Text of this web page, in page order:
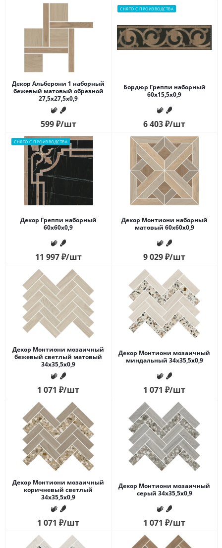
Декор Альберони 1 наборный
бежевый матовый обрезной
27,5x27,5x0,9
599₽/шт
СНЯТО С ПРОИЗВОДСТВА
Бордюр Греппи наборный
60x15,5x0,9
6 403₽/шт
СНЯТО С ПРОИЗВОДСТВА
Декор Греппи наборный
60x60x0,9
11 997₽/шт
Декор Монтиони наборный
матовый 60x60x0,9
9 029₽/шт
Декор Монтиони мозаичный
бежевый светлый матовый
34x35,5x0,9
1 071 ₽/шт
Декор Монтиони мозаичный
миндальный 34x35,5x0,9
1 071 ₽/шт
Декор Монтиони мозаичный
коричневый светлый
34x35,5x0,9
1 071 ₽/шт
Декор Монтиони мозаичный
серый 34x35,5x0,9
1 071 ₽/шт